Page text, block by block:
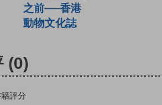
之前──香港
動物文化誌
(0)
評分